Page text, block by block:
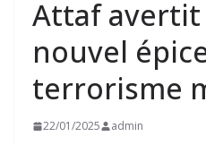
Attaf avertit
nouvel
terrorisme
22/01/2025 admin